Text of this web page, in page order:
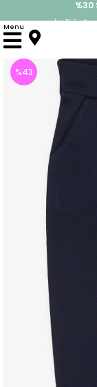
Menu
Anasayfa
%43